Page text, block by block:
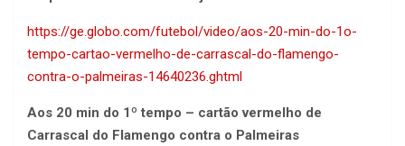
https://ge.globo.com/futebol/video/aos-20-min-do-1o-
tempo-cartao-vermelho-de-carrascal-do-flamengo-
contra-o-palmeiras-14640236.ghtml
Aos 20 min do 1º tempo – cartão vermelho de
Carrascal do Flamengo contra o Palmeiras